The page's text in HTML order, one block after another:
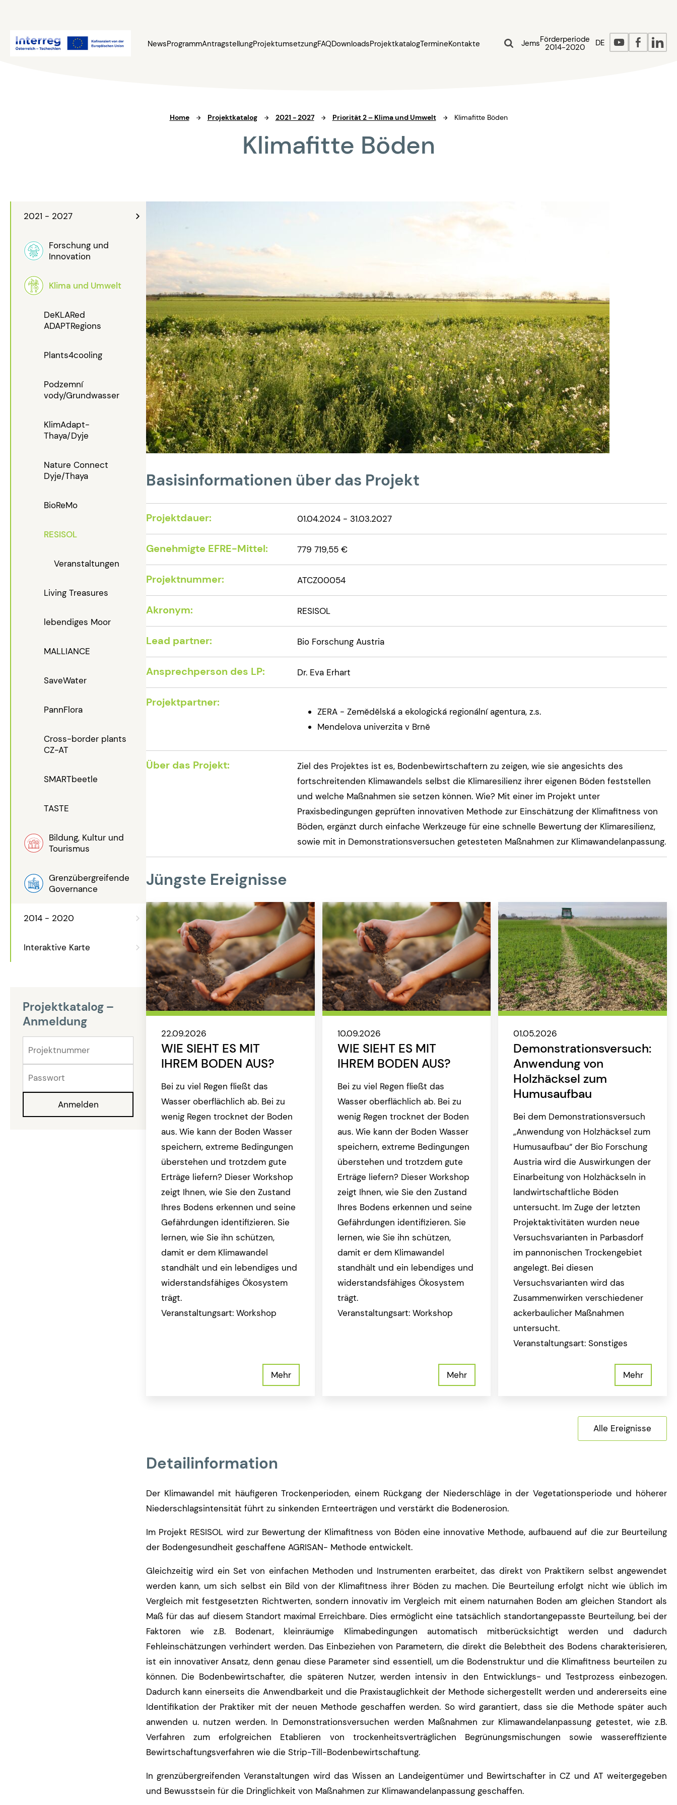
NewsProgrammAntragstellungProjektumsetzungFAQDownloadsProjektkatalogTermineKontakte JemsFörderperiode
2014-2020
DE
Home Projektkatalog 2021 - 2027 Priorität 2 – Klima und Umwelt Klimafitte Böden
Klimafitte Böden
2021 - 2027
Forschung und
Innovation
Klima und Umwelt
DeKLARed
ADAPTRegions
Plants4cooling
Podzemní
vody/Grundwasser
KlimAdapt-
Thaya/Dyje
Nature Connect
Dyje/Thaya
BioReMo
RESISOL
Veranstaltungen
Living Treasures
lebendiges Moor
MALLIANCE
SaveWater
PannFlora
Cross-border plants
CZ-AT
SMARTbeetle
TASTE
Bildung, Kultur und
Tourismus
Grenzübergreifende
Governance
2014 - 2020
Interaktive Karte
Projektkatalog –
Anmeldung
Basisinformationen über das Projekt
Projektdauer: 01.04.2024 - 31.03.2027
Genehmigte EFRE-Mittel: 779 719,55 €
Projektnummer: ATCZ00054
Akronym: RESISOL
Lead partner: Bio Forschung Austria
Ansprechperson des LP: Dr. Eva Erhart
Projektpartner:
ZERA - Zemědělská a ekologická regionální agentura, z.s.
Mendelova univerzita v Brně
Über das Projekt:
Ziel des Projektes ist es, Bodenbewirtschaftern zu zeigen, wie sie angesichts des
fortschreitenden Klimawandels selbst die Klimaresilienz ihrer eigenen Böden feststellen
und welche Maßnahmen sie setzen können. Wie? Mit einer im Projekt unter
Praxisbedingungen geprüften innovativen Methode zur Einschätzung der Klimafitness von
Böden, ergänzt durch einfache Werkzeuge für eine schnelle Bewertung der Klimaresilienz,
sowie mit in Demonstrationsversuchen getesteten Maßnahmen zur Klimawandelanpassung.
Jüngste Ereignisse
22.09.2026
WIE SIEHT ES MIT
IHREM BODEN AUS?
Bei zu viel Regen fließt das
Wasser oberflächlich ab. Bei zu
wenig Regen trocknet der Boden
aus. Wie kann der Boden Wasser
speichern, extreme Bedingungen
überstehen und trotzdem gute
Erträge liefern? Dieser Workshop
zeigt Ihnen, wie Sie den Zustand
Ihres Bodens erkennen und seine
Gefährdungen identifizieren. Sie
lernen, wie Sie ihn schützen,
damit er dem Klimawandel
standhält und ein lebendiges und
widerstandsfähiges Ökosystem
trägt.
Veranstaltungsart: Workshop
Mehr
10.09.2026
WIE SIEHT ES MIT
IHREM BODEN AUS?
Bei zu viel Regen fließt das
Wasser oberflächlich ab. Bei zu
wenig Regen trocknet der Boden
aus. Wie kann der Boden Wasser
speichern, extreme Bedingungen
überstehen und trotzdem gute
Erträge liefern? Dieser Workshop
zeigt Ihnen, wie Sie den Zustand
Ihres Bodens erkennen und seine
Gefährdungen identifizieren. Sie
lernen, wie Sie ihn schützen,
damit er dem Klimawandel
standhält und ein lebendiges und
widerstandsfähiges Ökosystem
trägt.
Veranstaltungsart: Workshop
Mehr
01.05.2026
Demonstrationsversuch:
Anwendung von
Holzhäcksel zum
Humusaufbau
Bei dem Demonstrationsversuch
„Anwendung von Holzhäcksel zum
Humusaufbau“ der Bio Forschung
Austria wird die Auswirkungen der
Einarbeitung von Holzhäckseln in
landwirtschaftliche Böden
untersucht. Im Zuge der letzten
Projektaktivitäten wurden neue
Versuchsvarianten in Parbasdorf
im pannonischen Trockengebiet
angelegt. Bei diesen
Versuchsvarianten wird das
Zusammenwirken verschiedener
ackerbaulicher Maßnahmen
untersucht.
Veranstaltungsart: Sonstiges
Mehr
Alle Ereignisse
Detailinformation
Der Klimawandel mit häufigeren Trockenperioden, einem Rückgang der Niederschläge in der Vegetationsperiode und höherer
Niederschlagsintensität führt zu sinkenden Ernteerträgen und verstärkt die Bodenerosion.
Im Projekt RESISOL wird zur Bewertung der Klimafitness von Böden eine innovative Methode, aufbauend auf die zur Beurteilung
der Bodengesundheit geschaffene AGRISAN- Methode entwickelt.
Gleichzeitig wird ein Set von einfachen Methoden und Instrumenten erarbeitet, das direkt von Praktikern selbst angewendet
werden kann, um sich selbst ein Bild von der Klimafitness ihrer Böden zu machen. Die Beurteilung erfolgt nicht wie üblich im
Vergleich mit festgesetzten Richtwerten, sondern innovativ im Vergleich mit einem naturnahen Boden am gleichen Standort als
Maß für das auf diesem Standort maximal Erreichbare. Dies ermöglicht eine tatsächlich standortangepasste Beurteilung, bei der
Faktoren wie z.B. Bodenart, kleinräumige Klimabedingungen automatisch mitberücksichtigt werden und dadurch
Fehleinschätzungen verhindert werden. Das Einbeziehen von Parametern, die direkt die Belebtheit des Bodens charakterisieren,
ist ein innovativer Ansatz, denn genau diese Parameter sind essentiell, um die Bodenstruktur und die Klimafitness beurteilen zu
können. Die Bodenbewirtschafter, die späteren Nutzer, werden intensiv in den Entwicklungs- und Testprozess einbezogen.
Dadurch kann einerseits die Anwendbarkeit und die Praxistauglichkeit der Methode sichergestellt werden und andererseits eine
Identifikation der Praktiker mit der neuen Methode geschaffen werden. So wird garantiert, dass sie die Methode später auch
anwenden u. nutzen werden. In Demonstrationsversuchen werden Maßnahmen zur Klimawandelanpassung getestet, wie z.B.
Verfahren zum erfolgreichen Etablieren von trockenheitsverträglichen Begrünungsmischungen sowie wassereffiziente
Bewirtschaftungsverfahren wie die Strip-Till-Bodenbewirtschaftung.
In grenzübergreifenden Veranstaltungen wird das Wissen an Landeigentümer und Bewirtschafter in CZ und AT weitergegeben
und Bewusstsein für die Dringlichkeit von Maßnahmen zur Klimawandelanpassung geschaffen.